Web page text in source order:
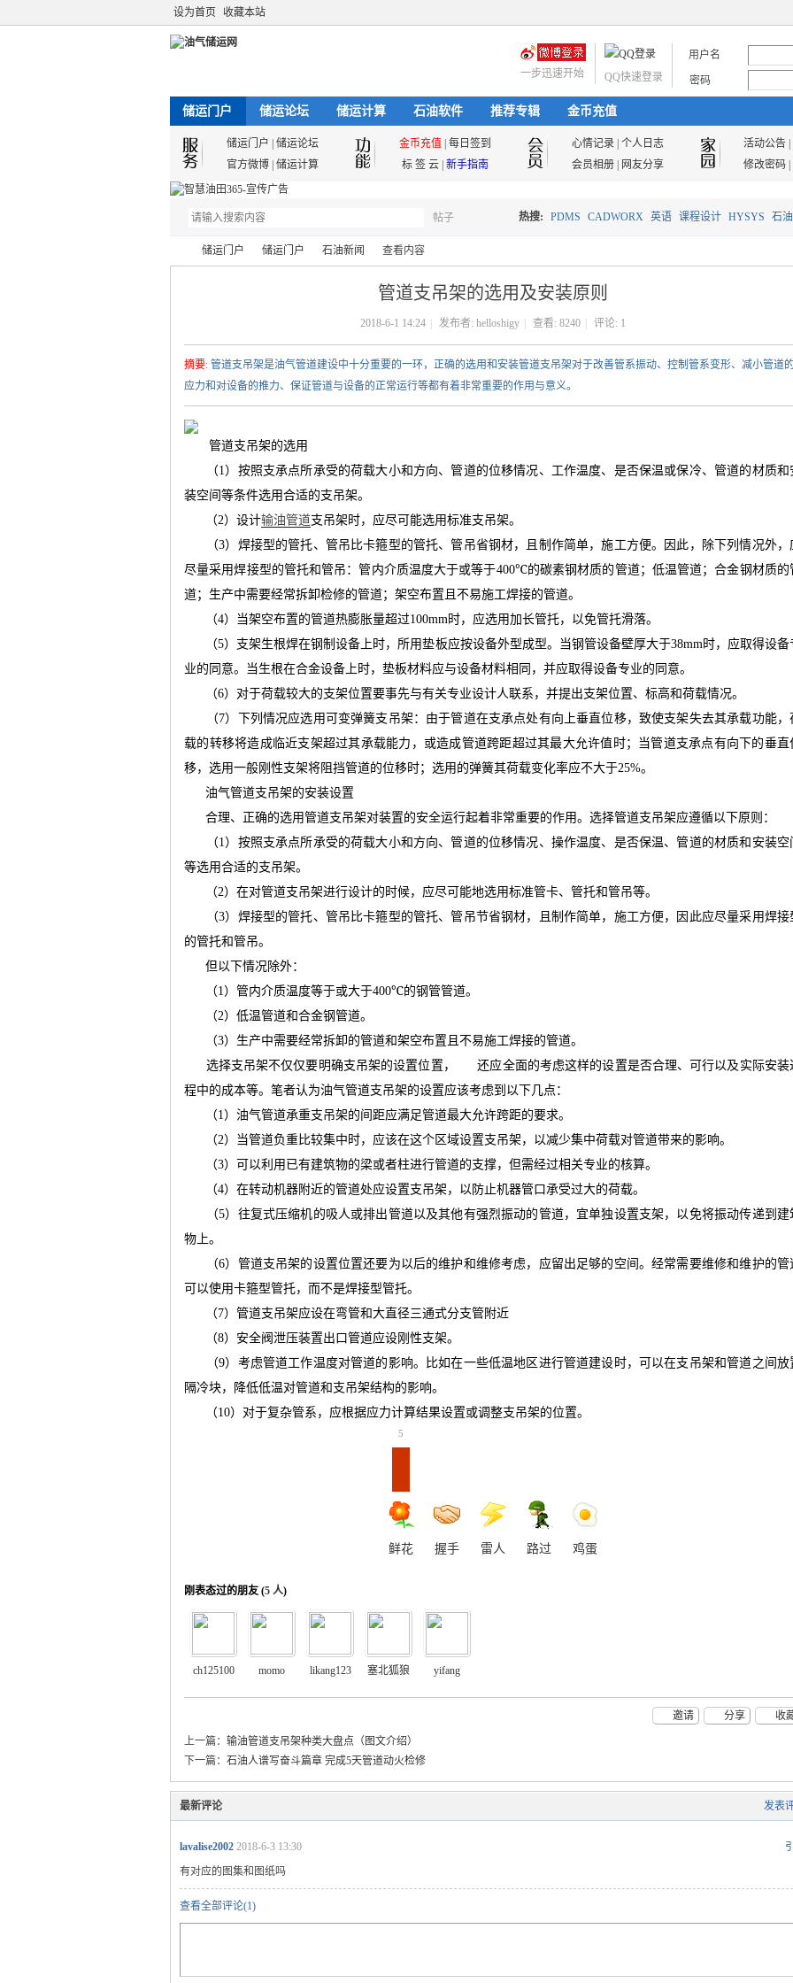
设为首页 收藏本站
用户名
密码
QQ快速登录
一步迅速开始
储运门户 储运论坛 储运计算 石油软件 推荐专辑 金币充值
储运门户 储运论坛 金币充值 每日签到 心情记录 个人日志 活动公告|
官方微博 储运计算 标 签 云 新手指南 会员相册 网友分享 修改密码|
帖子
索
热搜: PDMS CADWORX 英语 课程设计 HYSYS 石
储运门户 储运门户 石油新闻
›
查看内容
管道支吊架的选用及安装原则
2018-6-1 14:24 发布者: helloshigy 查看: 8240 评论: 1
摘要: 管道支吊架是油气管道建设中十分重要的一环，正确的选用和安装管道支吊架对于改善管系振动、控制管系变形、减小管道的
应力和对设备的推力、保证管道与设备的正常运行等都有着非常重要的作用与意义。
管道支吊架的选用
（1）按照支承点所承受的荷载大小和方向、管道的位移情况、工作温度、是否保温或保冷、管道的材质和
装空间等条件选用合适的支吊架。
（2）设计输油管道支吊架时，应尽可能选用标准支吊架。
（3）焊接型的管托、管吊比卡箍型的管托、管吊省钢材，且制作简单，施工方便。因此，除下列情况外，
尽量采用焊接型的管托和管吊：管内介质温度大于或等于400℃的碳素钢材质的管道；低温管道；合金钢材质的
道；生产中需要经常拆卸检修的管道；架空布置且不易施工焊接的管道。
（4）当架空布置的管道热膨胀量超过100mm时，应选用加长管托，以免管托滑落。
（5）支架生根焊在钢制设备上时，所用垫板应按设备外型成型。当钢管设备壁厚大于38mm时，应取得设备
业的同意。当生根在合金设备上时，垫板材料应与设备材料相同，并应取得设备专业的同意。
（6）对于荷载较大的支架位置要事先与有关专业设计人联系，并提出支架位置、标高和荷载情况。
（7）下列情况应选用可变弹簧支吊架：由于管道在支承点处有向上垂直位移，致使支架失去其承载功能，
载的转移将造成临近支架超过其承载能力，或造成管道跨距超过其最大允许值时；当管道支承点有向下的垂直
移，选用一般刚性支架将阻挡管道的位移时；选用的弹簧其荷载变化率应不大于25%。
油气管道支吊架的安装设置
合理、正确的选用管道支吊架对装置的安全运行起着非常重要的作用。选择管道支吊架应遵循以下原则：
（1）按照支承点所承受的荷载大小和方向、管道的位移情况、操作温度、是否保温、管道的材质和安装空
等选用合适的支吊架。
（2）在对管道支吊架进行设计的时候，应尽可能地选用标准管卡、管托和管吊等。
（3）焊接型的管托、管吊比卡箍型的管托、管吊节省钢材，且制作简单，施工方便，因此应尽量采用焊接
的管托和管吊。
但以下情况除外：
（1）管内介质温度等于或大于400℃的钢管管道。
（2）低温管道和合金钢管道。
（3）生产中需要经常拆卸的管道和架空布置且不易施工焊接的管道。
选择支吊架不仅仅要明确支吊架的设置位置，
还应全面的考虑这样的设置是否合理、可行以及实际安装
程中的成本等。笔者认为油气管道支吊架的设置应该考虑到以下几点：
（1）油气管道承重支吊架的间距应满足管道最大允许跨距的要求。
（2）当管道负重比较集中时，应该在这个区域设置支吊架，以减少集中荷载对管道带来的影响。
（3）可以利用已有建筑物的梁或者柱进行管道的支撑，但需经过相关专业的核算。
（4）在转动机器附近的管道处应设置支吊架，以防止机器管口承受过大的荷载。
（5）往复式压缩机的吸人或排出管道以及其他有强烈振动的管道，宜单独设置支架，以免将振动传递到建
物上。
（6）管道支吊架的设置位置还要为以后的维护和维修考虑，应留出足够的空间。经常需要维修和维护的管
可以使用卡箍型管托，而不是焊接型管托。
（7）管道支吊架应设在弯管和大直径三通式分支管附近
（8）安全阀泄压装置出口管道应设刚性支架。
（9）考虑管道工作温度对管道的影响。比如在一些低温地区进行管道建设时，可以在支吊架和管道之间放
隔冷块，降低低温对管道和支吊架结构的影响。
（10）对于复杂管系，应根据应力计算结果设置或调整支吊架的位置。
5
鲜花 握手 雷人 路过 鸡蛋
刚表态过的朋友 (5 人)
ch125100 momo likang123 塞北狐狼 yifang
收
分享
邀请
上一篇： 输油管道支吊架种类大盘点（图文介绍）
下一篇： 石油人谱写奋斗篇章 完成5天管道动火检修
发表
最新评论
lavalise2002 2018-6-3 13:30
有对应的图集和图纸吗
查看全部评论(1)